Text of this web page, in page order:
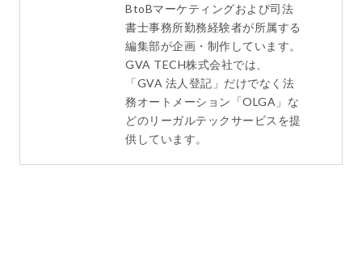
BtoBマーケティングおよび司法
書士事務所勤務経験者が所属する
編集部が企画・制作しています。
GVA TECH株式会社では、
「GVA 法人登記」だけでなく法
務オートメーション「OLGA」な
どのリーガルテックサービスを提
供しています。